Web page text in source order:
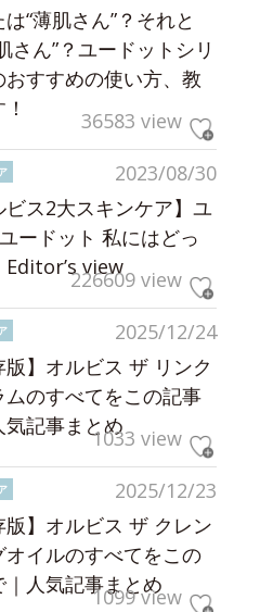
“薄肌さん”？それと
さん”？ユードットシリ
おすすめの使い方、教
36583 view
2023/08/30
ビス2大スキンケア】ユ
ードット 私にはどっ
Editor’s view226609 view
2025/12/24
版】オルビス ザ リンク
ムのすべてをこの記事
気記事まとめ1033 view
2025/12/23
版】オルビス ザ クレン
オイルのすべてをこの
｜人気記事まとめ
1099 view